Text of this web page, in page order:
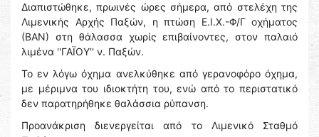
Διαπιστώθηκε, πρωινές ώρες σήμερα, από στελέχη της
Λιμενικής Αρχής Παξών, η πτώση Ε.Ι.Χ.-Φ/Γ οχήματος
(ΒΑΝ) στη θάλασσα χωρίς επιβαίνοντες, στον παλαιό
λιμένα ''ΓΑΪΟΥ'' ν. Παξών.
Το εν λόγω όχημα ανελκύθηκε από γερανοφόρο όχημα,
με μέριμνα του ιδιοκτήτη του, ενώ από το περιστατικό
δεν παρατηρήθηκε θαλάσσια ρύπανση.
Προανάκριση διενεργείται από το Λιμενικό Σταθμό